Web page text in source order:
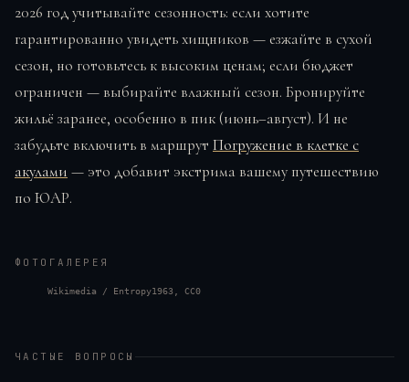
2026 год учитывайте сезонность: если хотите
гарантированно увидеть хищников — езжайте в сухой
сезон, но готовьтесь к высоким ценам; если бюджет
ограничен — выбирайте влажный сезон. Бронируйте
жильё заранее, особенно в пик (июнь–август). И не
забудьте включить в маршрут Погружение в клетке с
акулами — это добавит экстрима вашему путешествию
по ЮАР.
ФОТОГАЛЕРЕЯ
Wikimedia / Entropy1963, CC0
ЧАСТЫЕ ВОПРОСЫ